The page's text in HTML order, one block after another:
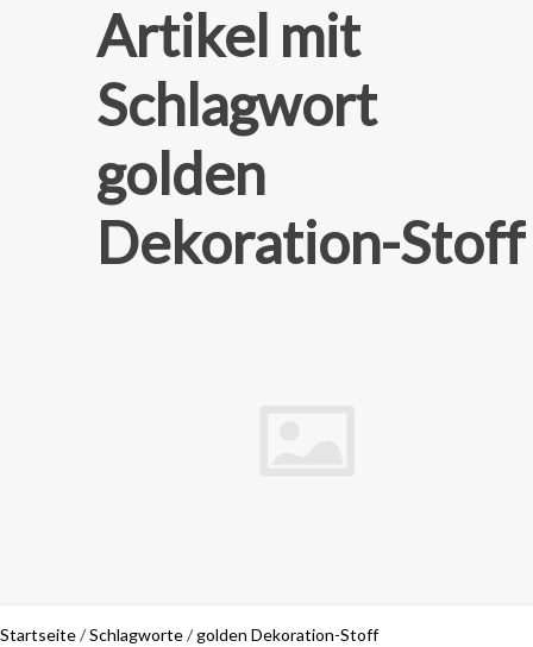
Artikel mit
Schlagwort
golden
Dekoration-Stoff
Startseite/Schlagworte/golden Dekoration-Stoff